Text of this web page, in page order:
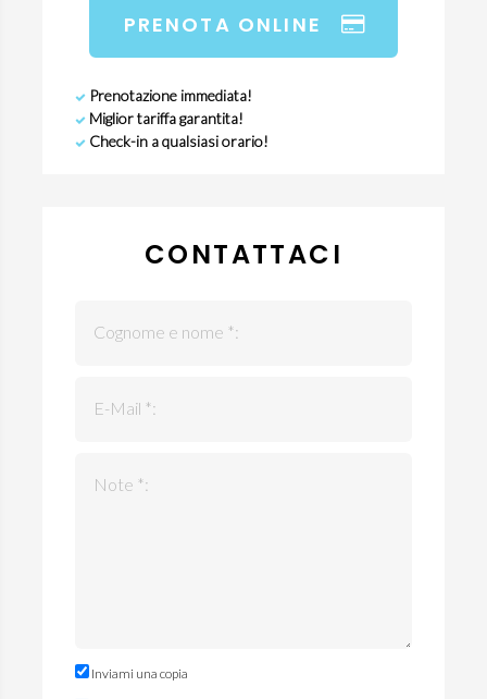
PRENOTA ONLINE
Prenotazione immediata!
Miglior tariffa garantita!
Check-in a qualsiasi orario!
CONTATTACI
Cognome e nome *:
E-Mail *:
Note *:
Inviami una copia